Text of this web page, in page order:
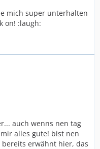
mich super unterhalten
on! :laugh:
auch wenns nen tag
alles gute! bist nen
erwähnt hier, das